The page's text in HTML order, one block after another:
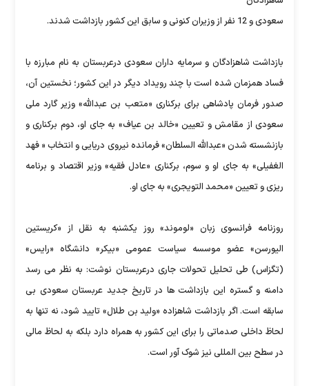
سعودی و 12 نفر از وزیران کنونی و سابق این کشور بازداشت شدند.
بازداشت شاهزادگان و سرمایه داران سعودی درعربستان به نام مبارزه با
فساد همزمان شده است با چند رویداد دیگر در این کشور؛ نخستین آن،
صدور فرمان پادشاهی برای برکناری «متعب بن عبدالله» وزیر گارد ملی
سعودی از مقامش و تعیین «خالد بن عیاف» به جای او، دوم برکناری و
بازنشسته شدن «عبدالله السلطان» فرمانده نیروی دریایی و انتخاب « فهد
الغفیلی» به جای او و سوم، برکناری «عادل فقیه» وزیر اقتصاد و برنامه
ریزی و تعیین «محمد التویجری» به جای او.
روزنامه فرانسوی زبان «لوموند» روز یکشنبه به نقل از «کریستین
الیورسن» عضو موسسه سیاست عمومی «بیکر» دانشگاه «رایس»
(تگزاس) طی تحلیل تحولات جاری درعربستان نوشت: به نظر می رسد
دامنه و گستره این بازداشت ها در تاریخ جدید عربستان سعودی بی
سابقه است. اگر بازداشت شاهزاده «ولید بن طلال» تایید شود، نه تنها به
لحاظ داخلی صدماتی را برای این کشور به همراه دارد بلکه به لحاظ مالی
در سطح بین المللی نیز شوک آور است.